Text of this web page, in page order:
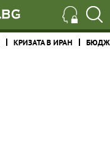
КРИЗАТА В ИРАН